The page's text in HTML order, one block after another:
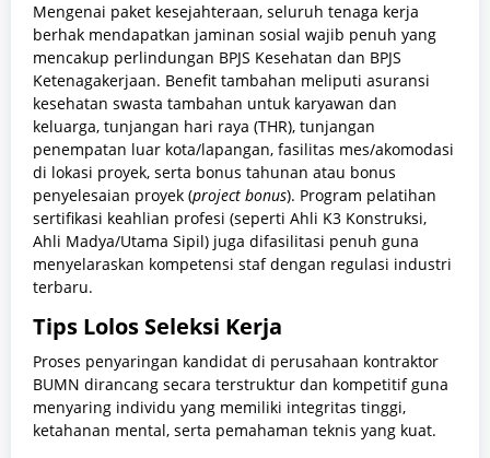
Mengenai paket kesejahteraan, seluruh tenaga kerja
berhak mendapatkan jaminan sosial wajib penuh yang
mencakup perlindungan BPJS Kesehatan dan BPJS
Ketenagakerjaan. Benefit tambahan meliputi asuransi
kesehatan swasta tambahan untuk karyawan dan
keluarga, tunjangan hari raya (THR), tunjangan
penempatan luar kota/lapangan, fasilitas mes/akomodasi
di lokasi proyek, serta bonus tahunan atau bonus
penyelesaian proyek (project bonus). Program pelatihan
sertifikasi keahlian profesi (seperti Ahli K3 Konstruksi,
Ahli Madya/Utama Sipil) juga difasilitasi penuh guna
menyelaraskan kompetensi staf dengan regulasi industri
terbaru.
Tips Lolos Seleksi Kerja
Proses penyaringan kandidat di perusahaan kontraktor
BUMN dirancang secara terstruktur dan kompetitif guna
menyaring individu yang memiliki integritas tinggi,
ketahanan mental, serta pemahaman teknis yang kuat.